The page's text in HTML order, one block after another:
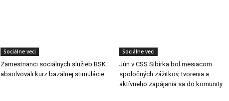
Sociálne veci
Zamestnanci sociálnych služieb BSK
absolvovali kurz bazálnej stimulácie
Sociálne veci
Jún v CSS Sibírka bol mesiacom
spoločných zážitkov, tvorenia a
aktívneho zapájania sa do komunity